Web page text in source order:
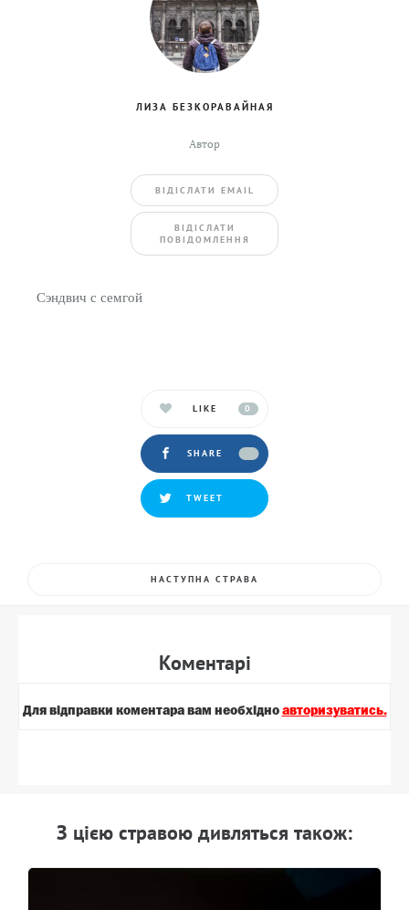
ЛИЗА БЕЗКОРАВАЙНАЯ
Автор
ВIДIСЛАТИ EMAIL
BIДIСЛАТИ
ПОВIДОМЛЕННЯ
Сэндвич с семгой
LIKE 0
SHARE
TWEET
НАСТУПНА СТРАВА
Коментарi
Для вiдправки коментара вам необхiдно авторизуватись.
З цiєю стравою дивляться також: